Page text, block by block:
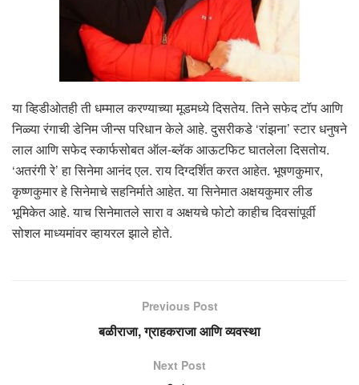
या व्हिडीओतही ती धम्माल करण्याच्या मूडमध्ये दिसतेय. तिने सफेद टॉप आणि
निळ्या रंगाची डेनिम जीन्स परिधान केले आहे. दुसरीकडे ‘रांझना’ स्टार धनुषने
लाल आणि सफेद स्कार्फसोबत ऑल-ब्लॅक आऊटफिट घातलेला दिसतोय.
‘अतरंगी रे’ हा सिनेमा आनंद एल. राय दिग्दर्शित करत आहेत. भूषणकुमार,
कृष्णकुमार हे सिनेमाचे सहनिर्माते आहेत. या सिनेमात अक्षयकुमार लीड
भूमिकेत आहे. याच सिनेमातले सारा व अक्षयचे फोटो काहीच दिवसांपूर्वी
सोशल माध्यमांवर व्हायरल झाले होते.
Previous Post
बळीराजा, ग्राहकराजा आणि व्यवस्था
Next Post